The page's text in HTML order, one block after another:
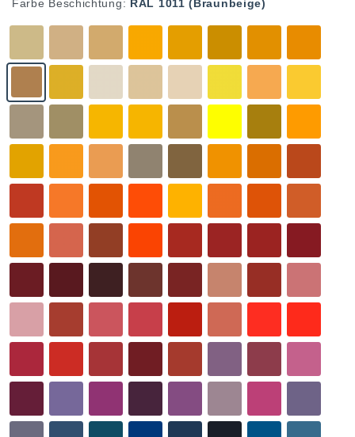
Farbe Beschichtung: RAL 1011 (Braunbeige)